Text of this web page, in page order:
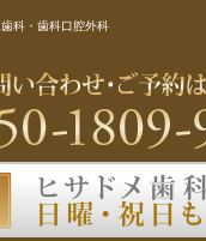
科・歯科口腔外科